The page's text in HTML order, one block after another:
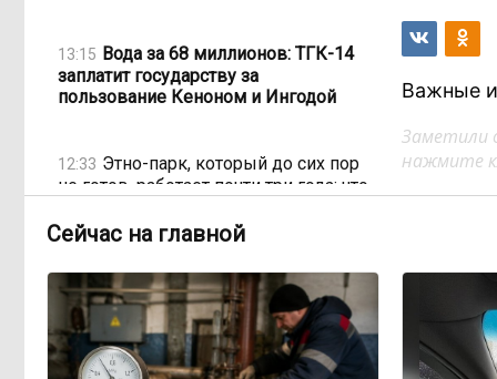
13:15 Вода за 68 миллионов: ТГК-14
заплатит государству за
пользование Кеноном и Ингодой
12:33 Этно-парк, который до сих пор
не готов, работает почти три года: что
11:02 От 35 до 60 процентов за две
недели: как Забайкалье готовится к
зиме
Важные
Заметили
нажмите
Сейчас на главной